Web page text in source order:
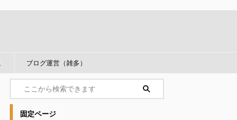
ブログ運営（雑多）
固定ページ